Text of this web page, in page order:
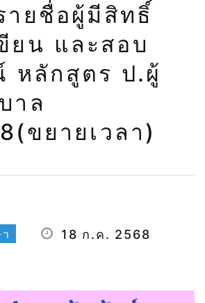
ยาบาล
ขยาย
เวลา)
ายชื่อผู้มีสิทธิ์
ยน และสอบ
หลักสูตร ป.ผู้
าล
ขยายเวลา)
18 ก.ค. 2568